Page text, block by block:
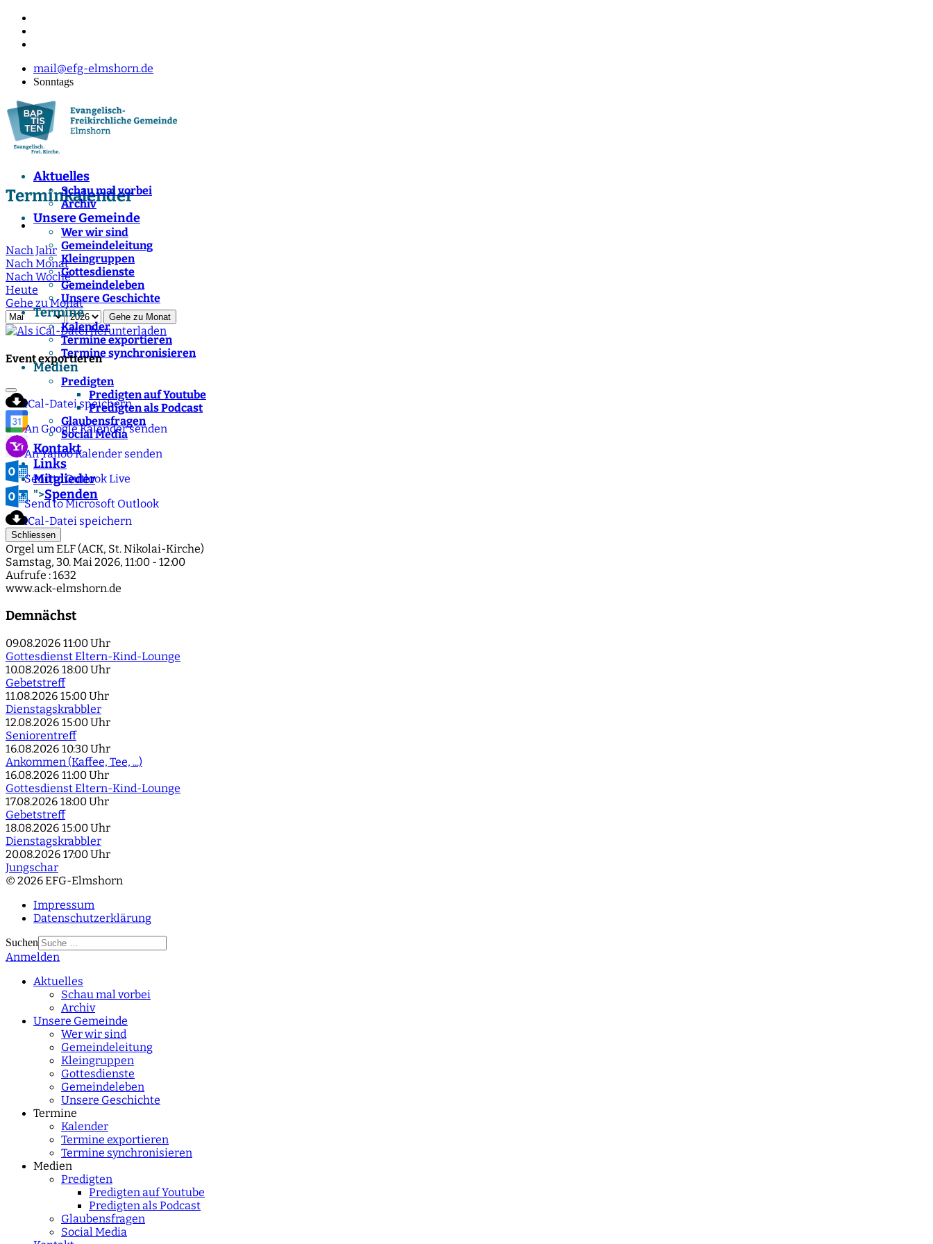
mail@efg-elmshorn.de
Sonntags
Aktuelles
Schau mal vorbei
Archiv
Unsere Gemeinde
Wer wir sind
Gemeindeleitung
Kleingruppen
Gottesdienste
Gemeindeleben
Unsere Geschichte
Termine
Kalender
Termine exportieren
Termine synchronisieren
Medien
Predigten
Predigten auf Youtube
Predigten als Podcast
Glaubensfragen
Social Media
Kontakt
Links
Mitglieder
">Spenden
Terminkalender
Nach Jahr
Nach Monat
Nach Woche
Heute
Gehe zu Monat
Gehe zu Monat
Event exportieren
iCal-Datei speichern
An Google Kalender senden
An Yahoo Kalender senden
Send to Outlook Live
Send to Microsoft Outlook
iCal-Datei speichern
Schliessen
Orgel um ELF (ACK, St. Nikolai-Kirche)
Samstag, 30. Mai 2026, 11:00 - 12:00
Aufrufe : 1632
www.ack-elmshorn.de
Demnächst
09.08.2026 11:00 Uhr
Gottesdienst Eltern-Kind-Lounge
10.08.2026 18:00 Uhr
Gebetstreff
11.08.2026 15:00 Uhr
Dienstagskrabbler
12.08.2026 15:00 Uhr
Seniorentreff
16.08.2026 10:30 Uhr
Ankommen (Kaffee, Tee, ...)
16.08.2026 11:00 Uhr
Gottesdienst Eltern-Kind-Lounge
17.08.2026 18:00 Uhr
Gebetstreff
18.08.2026 15:00 Uhr
Dienstagskrabbler
20.08.2026 17:00 Uhr
Jungschar
© 2026 EFG-Elmshorn
Impressum
Datenschutzerklärung
Suchen
Type 2 or more
Anmelden
Aktuelles
Schau mal vorbei
Archiv
Unsere Gemeinde
Wer wir sind
Gemeindeleitung
Kleingruppen
Gottesdienste
Gemeindeleben
Unsere Geschichte
Termine
Kalender
Termine exportieren
Termine synchronisieren
Medien
Predigten
Predigten auf Youtube
Predigten als Podcast
Glaubensfragen
Social Media